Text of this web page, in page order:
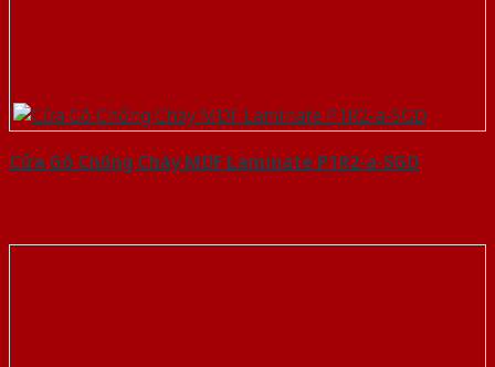
Cửa Gỗ Chống Cháy MDF Laminate P1R2-a-SGD